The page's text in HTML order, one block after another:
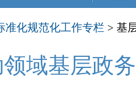
准化规范化工作专栏 > 基
域基层政